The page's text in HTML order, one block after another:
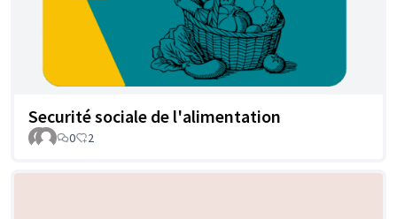
Securité sociale de l'alimentation
0 2